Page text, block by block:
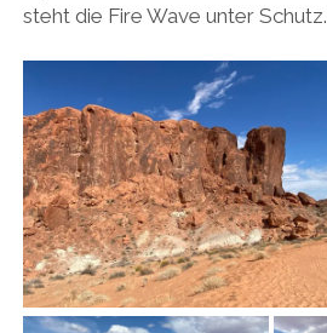
steht die Fire Wave unter Schutz.